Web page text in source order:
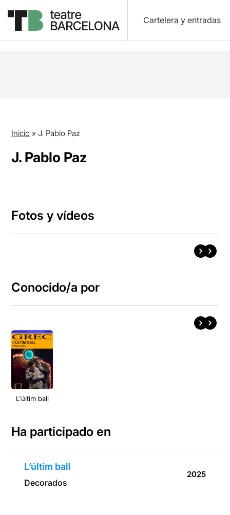
Cartelera y entradas
Inicio » J. Pablo Paz
J. Pablo Paz
Fotos y vídeos
Conocido/a por
L'últim ball
Ha participado en
L’últim ball
Decorados
2025